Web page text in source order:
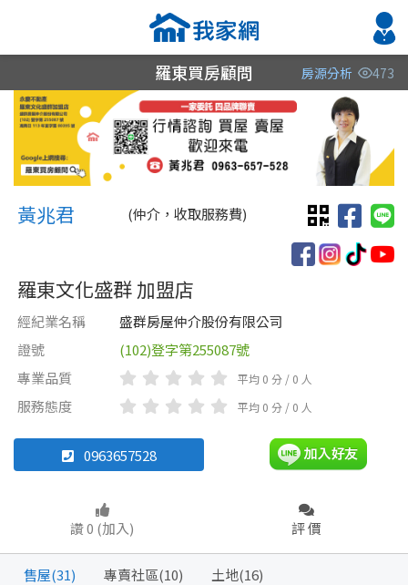
縣市
不限
桃園市
基隆市
區域
不限
不拘 公寓 電梯大樓
透天厝 華廈 店面
不拘
20坪以下
縣市
不限
區域
不限
縣市
不限
區域
不限
不拘 整層住家 獨立套房
雅房 其他住宅 頂讓
車位
羅東買房顧問 房源分析 473
黃兆君 黃兆君
黃兆君 (仲介，收取服務費)
羅東文化盛群 加盟店
經紀業名稱
盛群房屋仲介股份有限公司
證號
(102)登字第255087號
專業品質
平均 0 分 / 0 人
服務態度 平均 0 分 / 0 人
0963657528
讚 0 (加入) 評 價
售屋(31) 專賣社區(10) 土地(16)